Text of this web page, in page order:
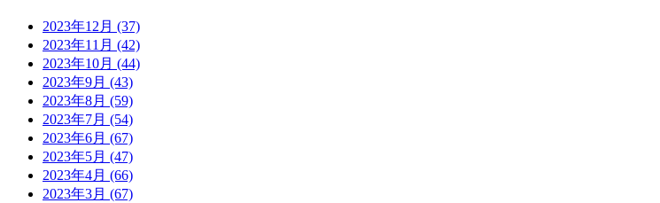
2023年12月 (37)
2023年11月 (42)
2023年10月 (44)
2023年9月 (43)
2023年8月 (59)
2023年7月 (54)
2023年6月 (67)
2023年5月 (47)
2023年4月 (66)
2023年3月 (67)